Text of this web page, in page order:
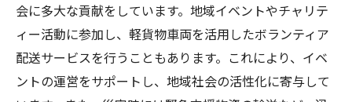
会に多大な貢献をしています。地域イベントやチャリテ
ィー活動に参加し、軽貨物車両を活用したボランティア
配送サービスを行うこともあります。これにより、イベ
ントの運営をサポートし、地域社会の活性化に寄与して